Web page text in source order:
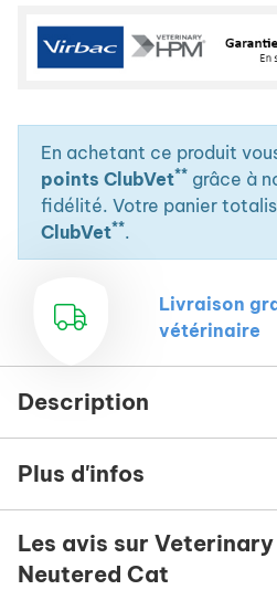
En achetant ce produit
points ClubVet** grâce à
fidélité. Votre panier
ClubVet**.
Livraison
vétérinaire
Description
Plus d'infos
Les avis sur Veterinary
Neutered Cat